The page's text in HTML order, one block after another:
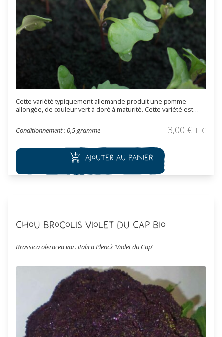
Cette variété typiquement allemande produit une pomme
allongée, de couleur vert à doré à maturité. Cette variété est
saveur très douce, ses grandes feuilles légèrement cloquées
sont idéal pour réaliser des choux farcis. Récolte hivernale.
Conditionnement : 0,5 gramme 3,00 € TTC
Ajouter au panier
Chou Brocolis Violet du Cap Bio
Brassica oleracea var. italica Plenck 'Violet du Cap'